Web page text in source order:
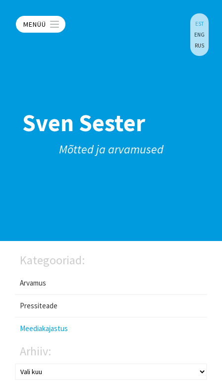
MENÜÜ
EST
ENG
RUS
Sven Sester
Mõtted ja arvamused
Kategooriad:
Arvamus
Pressiteade
Meediakajastus
Arhiiv: